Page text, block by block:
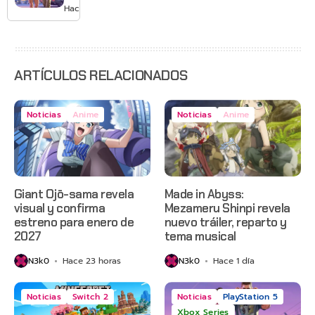
GTA 6 en
agosto
Hace 2 días
ARTÍCULOS RELACIONADOS
Noticias Anime
Giant Ojō-sama revela
visual y confirma
estreno para enero de
2027
N3k0 Hace 23 horas
Noticias Anime
Made in Abyss:
Mezameru Shinpi revela
nuevo tráiler, reparto y
tema musical
N3k0 Hace 1 día
Noticias Switch 2 Noticias
PlayStation 5
Xbox Series